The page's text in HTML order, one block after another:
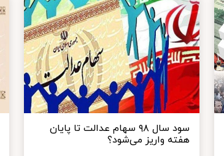
سود سال ٩٨ سهام عدالت تا پایان
هفته واریز می‌شود؟